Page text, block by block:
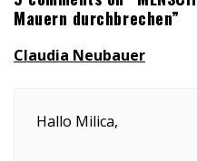
Mauern durchbrechen”
Claudia Neubauer
Hallo Milica,